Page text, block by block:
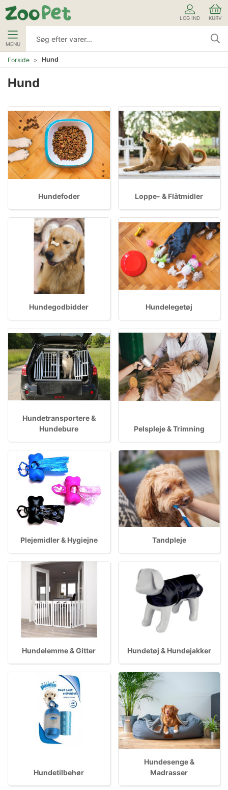
LOG IND KURV
MENU
Forside Hund
Hund
Hundefoder Loppe- & Flåtmidler
Hundegodbidder Hundelegetøj
Hundetransportere &
Hundebure
Pelspleje & Trimning
Plejemidler & Hygiejne Tandpleje
Hundelemme & Gitter Hundetøj & Hundejakker
Hundetilbehør
Hundesenge &
Madrasser